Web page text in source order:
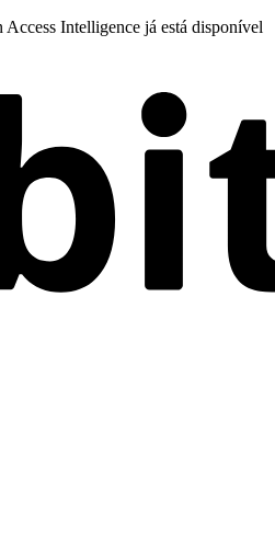
Intelligence já está disponível